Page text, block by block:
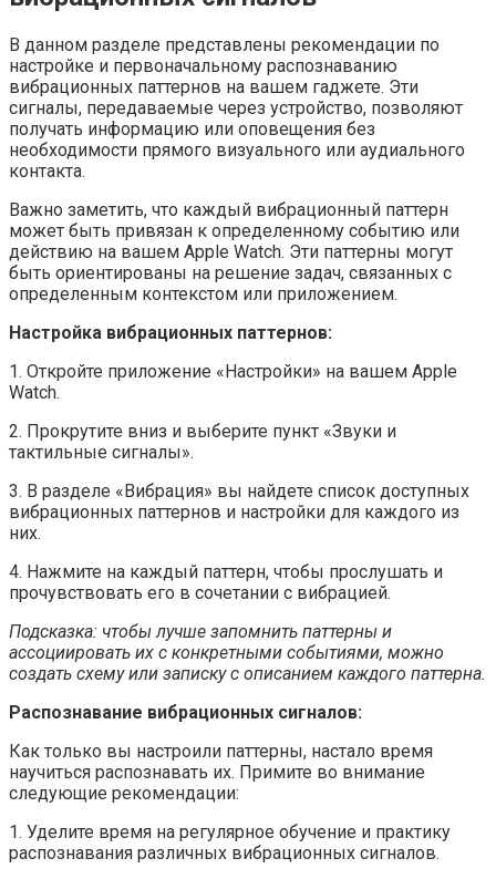
В данном разделе представлены рекомендации по
настройке и первоначальному распознаванию
вибрационных паттернов на вашем гаджете. Эти
сигналы, передаваемые через устройство, позволяют
получать информацию или оповещения без
необходимости прямого визуального или аудиального
контакта.
Важно заметить, что каждый вибрационный паттерн
может быть привязан к определенному событию или
действию на вашем Apple Watch. Эти паттерны могут
быть ориентированы на решение задач, связанных с
определенным контекстом или приложением.
Настройка вибрационных паттернов:
1. Откройте приложение «Настройки» на вашем Apple
Watch.
2. Прокрутите вниз и выберите пункт «Звуки и
тактильные сигналы».
3. В разделе «Вибрация» вы найдете список доступных
вибрационных паттернов и настройки для каждого из
них.
4. Нажмите на каждый паттерн, чтобы прослушать и
прочувствовать его в сочетании с вибрацией.
Подсказка: чтобы лучше запомнить паттерны и
ассоциировать их с конкретными событиями, можно
создать схему или записку с описанием каждого паттерна.
Распознавание вибрационных сигналов:
Как только вы настроили паттерны, настало время
научиться распознавать их. Примите во внимание
следующие рекомендации:
1. Уделите время на регулярное обучение и практику
распознавания различных вибрационных сигналов.